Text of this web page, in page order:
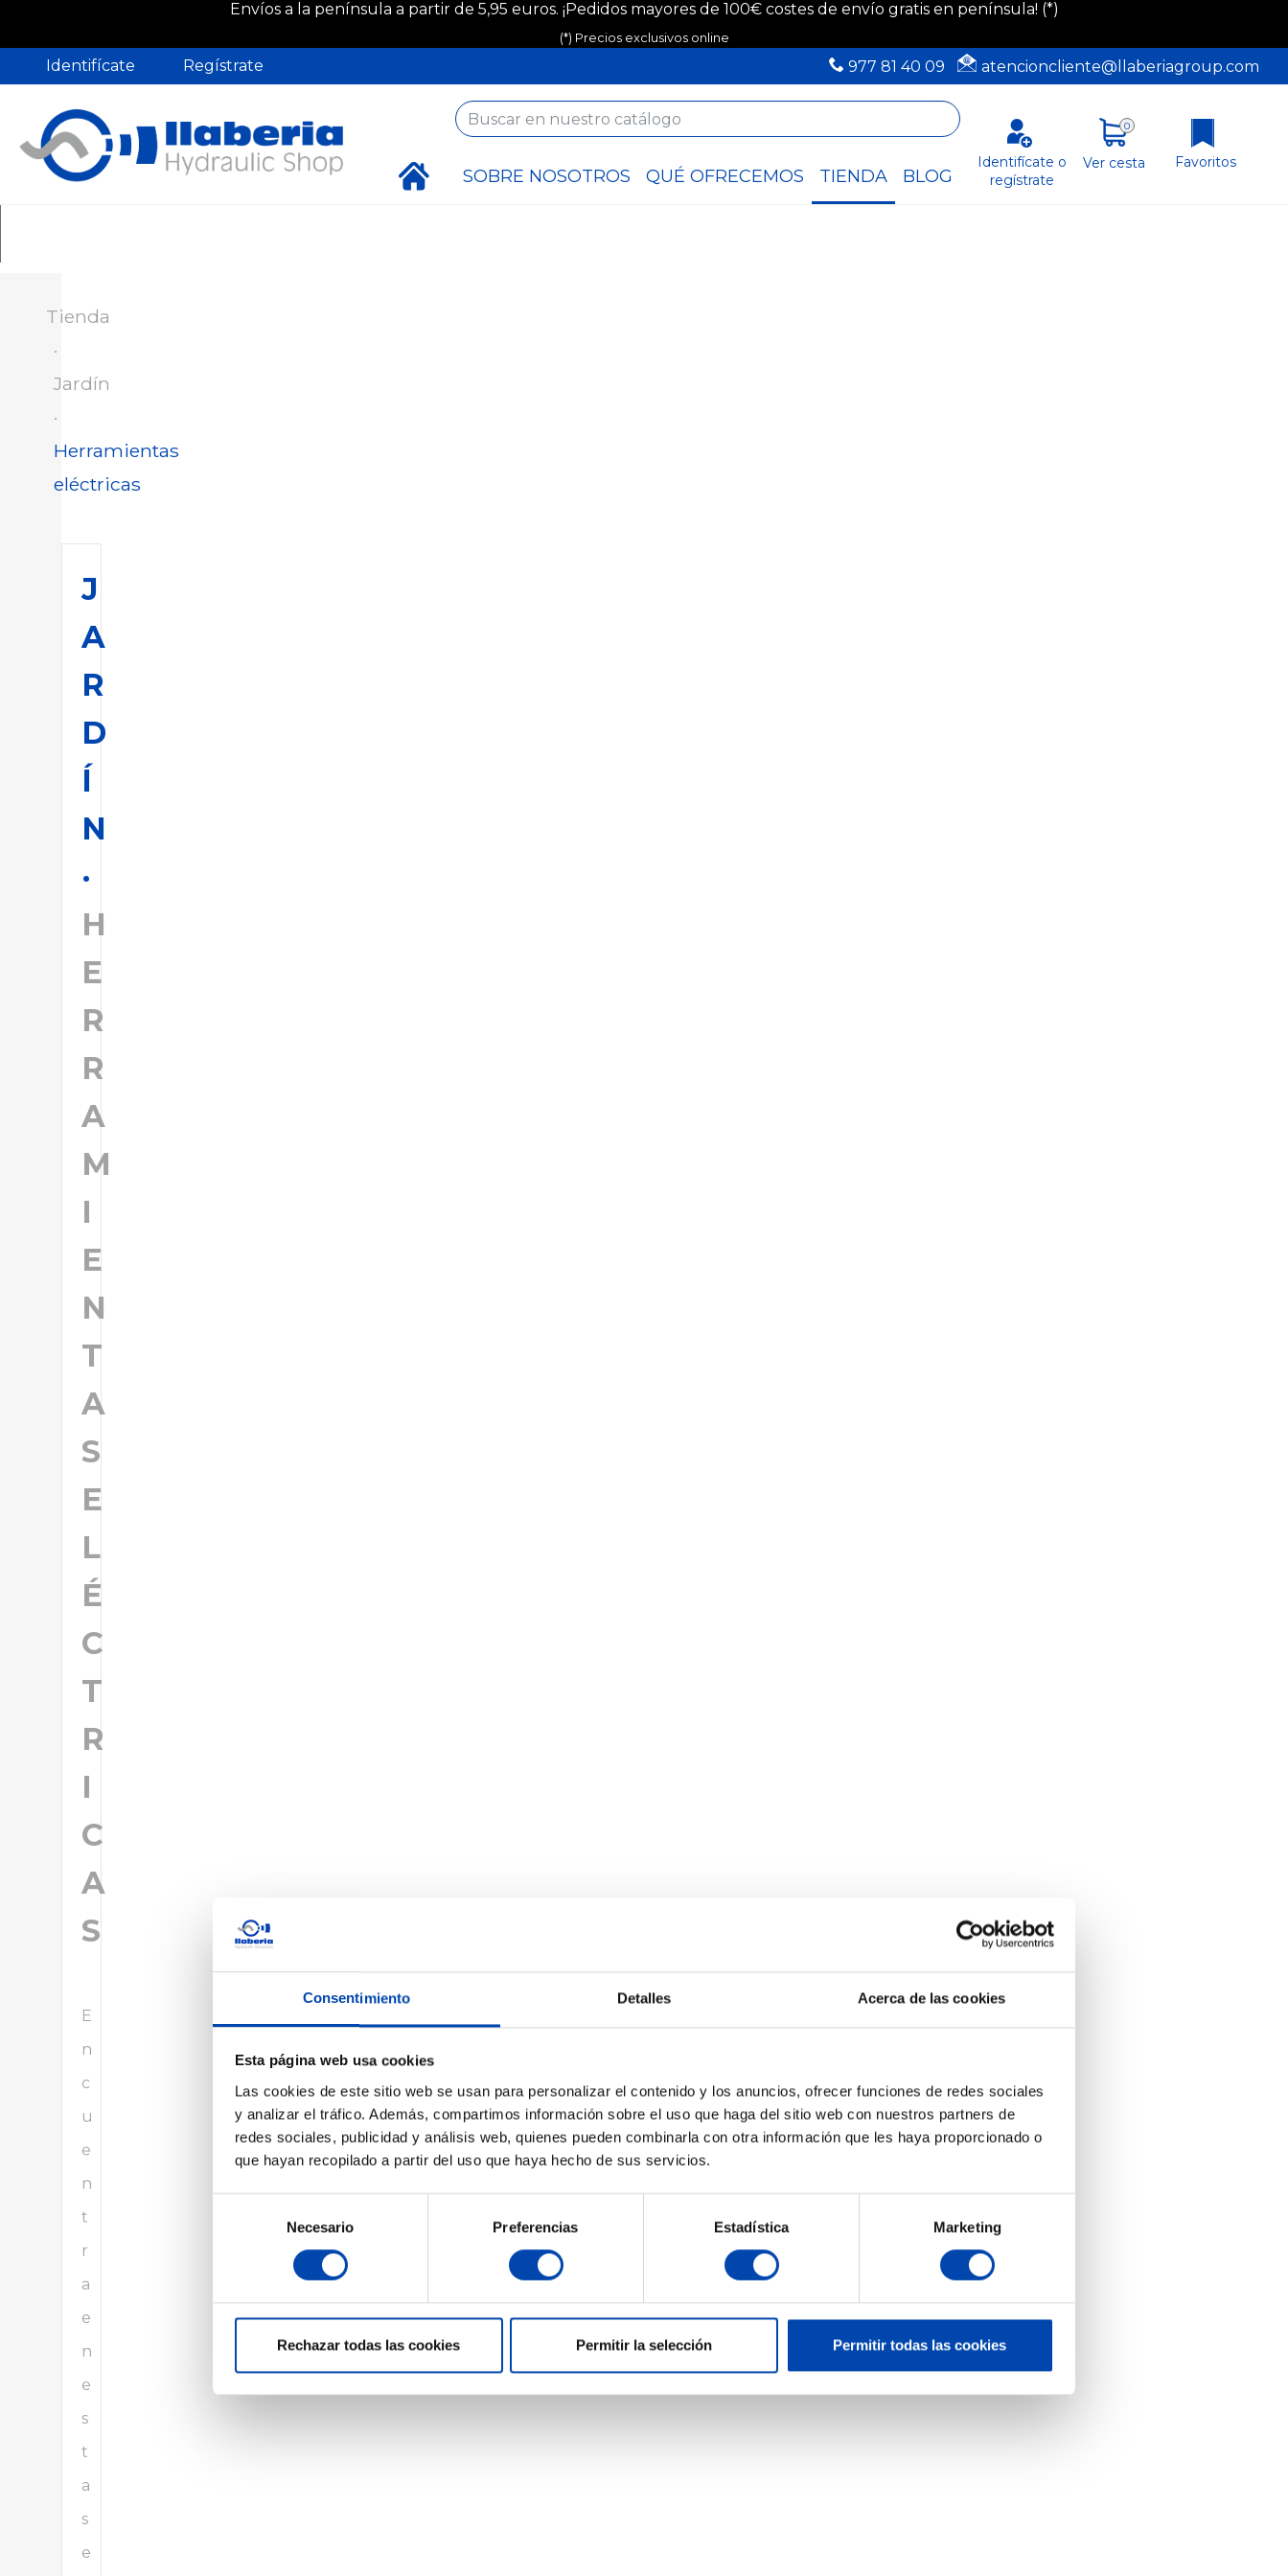
Consentimiento Detalles Acerca de las cookies
Esta página web usa cookies
Las cookies de este sitio web se usan para personalizar el contenido y los anuncios, ofrecer funciones de redes sociales
y analizar el tráfico. Además, compartimos información sobre el uso que haga del sitio web con nuestros partners de
redes sociales, publicidad y análisis web, quienes pueden combinarla con otra información que les haya proporcionado o
que hayan recopilado a partir del uso que haya hecho de sus servicios.
consentimiento
Necesario Preferencias Estadística Marketing
Rechazar todas las cookies Permitir la selección Permitir todas las cookies
Envíos a la península a partir de 5,95 euros. ¡Pedidos mayores de 100€ costes de envío gratis en península! (*)
(*) Precios exclusivos online
Identifícate Regístrate atencioncliente@llaberiagroup.com
977 81 40 09
SOBRE NOSOTROS QUÉ OFRECEMOS TIENDA BLOG
Identifícate o
regístrate
0
Ver cesta Favoritos
Tienda
Jardín
Herramientas
eléctricas
J
A
R
D
Í
N
H
E
R
R
A
M
I
E
N
T
A
S
E
L
É
C
T
R
I
C
A
S
E
n
c
u
e
n
t
r
a
e
n
e
s
t
a
s
e